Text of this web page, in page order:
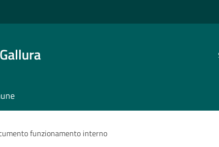
funzionamento interno